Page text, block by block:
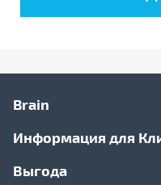
Brain
Информация для
Выгода